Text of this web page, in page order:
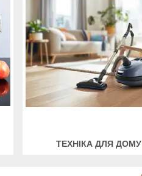
ТЕХНІКА ДЛЯ ДОМУ